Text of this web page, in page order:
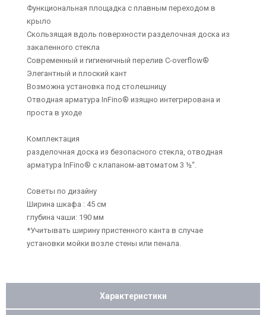
Функциональная площадка с плавным переходом в
крыло
Скользящая вдоль поверхности разделочная доска из
закаленного стекла
Современный и гигиеничный перелив C-overflow®
Элегантный и плоский кант
Возможна установка под столешницу
Отводная арматура InFino® изящно интегрирована и
проста в уходе
Комплектация
разделочная доска из безопасного стекла, отводная
арматура InFino® с клапаном-автоматом 3 ½“.
Советы по дизайну
Ширина шкафа : 45 см
глубина чаши: 190 мм
*Учитывать ширину пристенного канта в случае
установки мойки возле стены или пенала.
Характеристики